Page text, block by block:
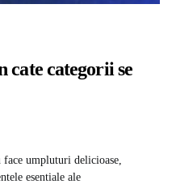
cate categorii se
face umpluturi delicioase,
esentiale ale